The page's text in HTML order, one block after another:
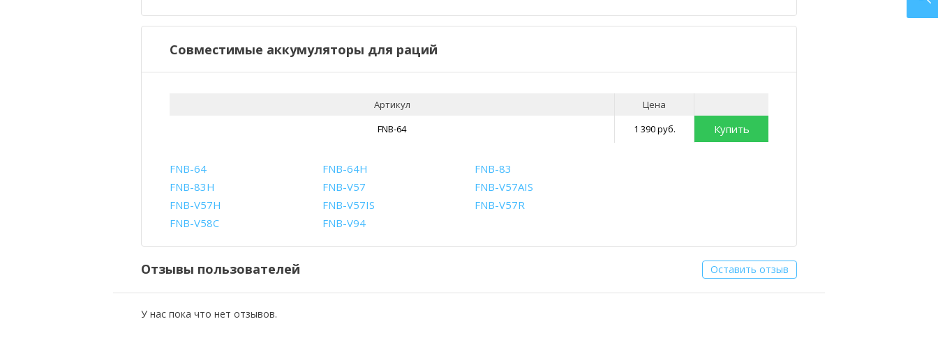
Совместимые аккумуляторы для раций
Артикул
Цена
FNB-64
1 390 руб. Купить
FNB-64 FNB-64H
FNB-83
FNB-83H
FNB-V57
FNB-V57AIS
FNB-V57H
FNB-V57IS
FNB-V57R
FNB-V58C
FNB-V94
Отзывы пользователей Оставить отзыв
У нас пока что нет отзывов.